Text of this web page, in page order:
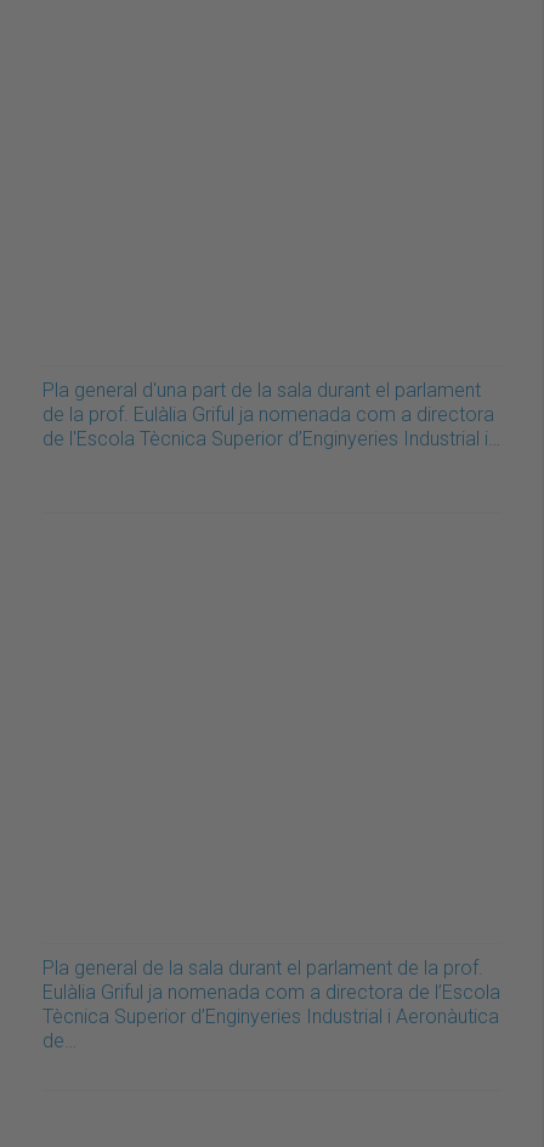
Pla general d'una part de la sala durant el parlament
de la prof. Eulàlia Griful ja nomenada com a directora
de l'Escola Tècnica Superior d’Enginyeries Industrial i…
Pla general de la sala durant el parlament de la prof.
Eulàlia Griful ja nomenada com a directora de l’Escola
Tècnica Superior d’Enginyeries Industrial i Aeronàutica
de…